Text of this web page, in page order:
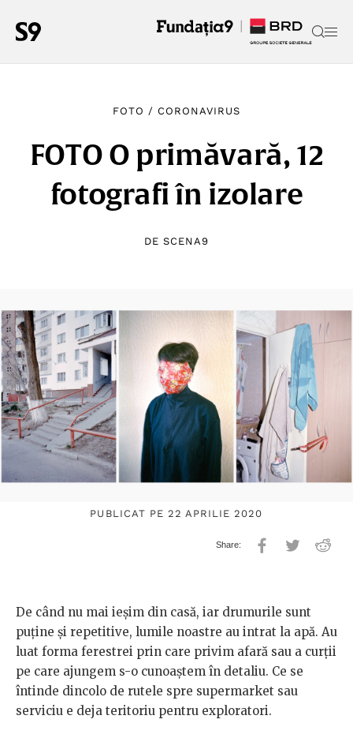
FOTO / CORONAVIRUS
FOTO O primăvară, 12
fotografi în izolare
DE SCENA9
PUBLICAT PE 22 APRILIE 2020
De când nu mai ieșim din casă, iar drumurile sunt
puține și repetitive, lumile noastre au intrat la apă. Au
luat forma ferestrei prin care privim afară sau a curții
pe care ajungem s-o cunoaștem în detaliu. Ce se
întinde dincolo de rutele spre supermarket sau
serviciu e deja teritoriu pentru exploratori.